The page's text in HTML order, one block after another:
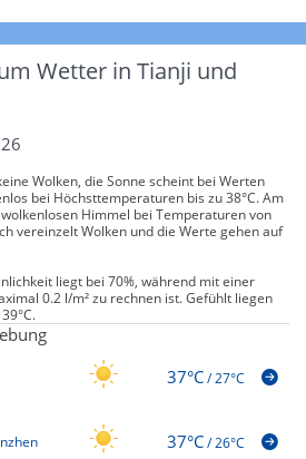
Wetter in Tianji und
Wolken, die Sonne scheint bei Werten
bei Höchsttemperaturen bis zu 38°C. Am
Himmel bei Temperaturen von
vereinzelt Wolken und die Werte gehen auf
liegt bei 70%, während mit einer
0.2 l/m² zu rechnen ist. Gefühlt liegen
37°C/27°C
37°C/26°C